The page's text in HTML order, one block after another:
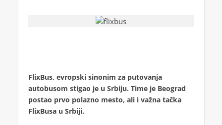
FlixBus, evropski sinonim za putovanja
autobusom stigao je u Srbiju. Time je Beograd
postao prvo polazno mesto, ali i važna tačka
FlixBusa u Srbiji.